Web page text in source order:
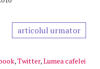
articolul urmator
,Twitter,Lumea cafelei